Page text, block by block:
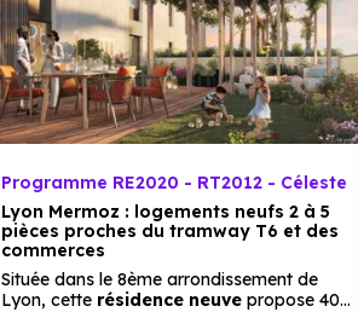
Programme RE2020 - RT2012 - Céleste
Lyon Mermoz : logements neufs 2 à 5
pièces proches du tramway T6 et des
commerces
Située dans le 8ème arrondissement de
Lyon, cette résidence neuve propose 40